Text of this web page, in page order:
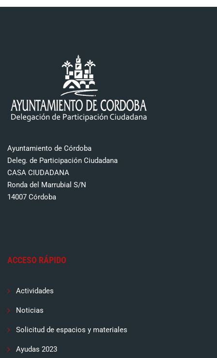
Ayuntamiento de Córdoba
Deleg. de Participación Ciudadana
CASA CIUDADANA
Ronda del Marrubial S/N
14007 Córdoba
ACCESO RÁPIDO
Actividades
Noticias
Solicitud de espacios y materiales
Ayudas 2023